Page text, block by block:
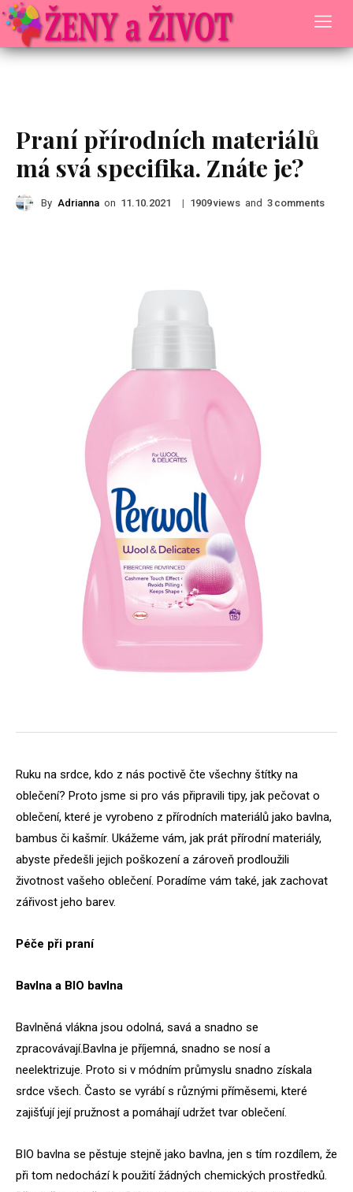
Rady a Tipy
Praní přírodních materiálů
má svá specifika. Znáte je?
By Adrianna on 11.10.2021 | 1909views and 3 comments
Ruku na srdce, kdo z nás poctivě čte všechny štítky na
oblečení? Proto jsme si pro vás připravili tipy, jak pečovat o
oblečení, které je vyrobeno z přírodních materiálů jako bavlna,
bambus či kašmír. Ukážeme vám, jak prát přírodní materiály,
abyste předešli jejich poškození a zároveň prodloužili
životnost vašeho oblečení. Poradíme vám také, jak zachovat
zářivost jeho barev.
Péče při praní
Bavlna a BIO bavlna
Bavlněná vlákna jsou odolná, savá a snadno se
zpracovávají.Bavlna je příjemná, snadno se nosí a
neelektrizuje. Proto si v módním průmyslu snadno získala
srdce všech. Často se vyrábí s různými příměsemi, které
zajišťují její pružnost a pomáhají udržet tvar oblečení.
BIO bavlna se pěstuje stejně jako bavlna, jen s tím rozdílem, že
při tom nedochází k použití žádných chemických prostředků.